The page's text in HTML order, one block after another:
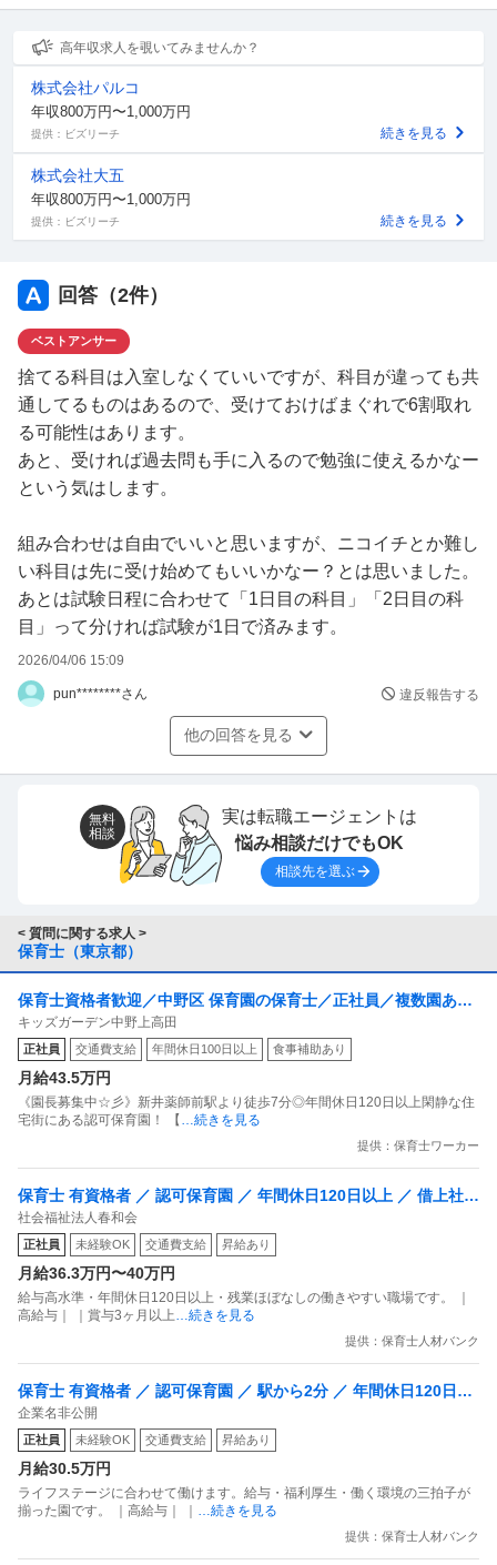
保育実習理論
2027年前期
子ども家庭福祉
社会福祉
教育原理＆社会的養護
+ 不合格科目
と考えています。
それと2027前期に受けるつもりの科目は
全く勉強しないで2026後期受験するので2027年の科目の
受験時間中勉強したいのですが、捨てる科目は教室に入室
しなくていいのでしょうか？確認などがありますか？
高年収求人を覗いてみませんか？
株式会社パルコ
年収800万円〜1,000万円
提供：ビズリーチ 続きを見る
株式会社大五
年収800万円〜1,000万円
提供：ビズリーチ 続きを見る
回答（2件）
ベストアンサー
捨てる科目は入室しなくていいですが、科目が違っても共
通してるものはあるので、受けておけばまぐれで6割取れ
る可能性はあります。
あと、受ければ過去問も手に入るので勉強に使えるかなー
という気はします。
組み合わせは自由でいいと思いますが、ニコイチとか難し
い科目は先に受け始めてもいいかなー？とは思いました。
あとは試験日程に合わせて「1日目の科目」「2日目の科
目」って分ければ試験が1日で済みます。
2026/04/06 15:09
pun********さん 違反報告する
他の回答を見る
無料
相談
実は転職エージェントは
悩み相談だけでもOK
相談先を選ぶ
< 質問に関する求人 >
保育士（東京都）
保育士資格者歓迎／中野区 保育園の保育士／正社員／複数園あり
／駅チカ／経験者優遇／交通費支給
キッズガーデン中野上高田
正社員 交通費支給 年間休日100日以上 食事補助あり
月給43.5万円
《園長募集中☆彡》新井薬師前駅より徒歩7分◎年間休日120日以上閑静な住
宅街にある認可保育園！ 【 …続きを見る
提供：保育士ワーカー
保育士 有資格者 ／ 認可保育園 ／ 年間休日120日以上 ／ 借上社宅
あり
社会福祉法人春和会
正社員 未経験OK 交通費支給 昇給あり
月給36.3万円〜40万円
給与高水準・年間休日120日以上・残業ほぼなしの働きやすい職場です。 ｜
高給与｜ ｜賞与3ヶ月以上…続きを見る
提供：保育士人材バンク
保育士 有資格者 ／ 認可保育園 ／ 駅から2分 ／ 年間休日120日以
上 ／ 借上社宅あり ／ 中途社員比率高め／産休育休取得率高め
企業名非公開
正社員 未経験OK 交通費支給 昇給あり
月給30.5万円
ライフステージに合わせて働けます。給与・福利厚生・働く環境の三拍子が
揃った園です。 ｜高給与｜ ｜ …続きを見る
提供：保育士人材バンク